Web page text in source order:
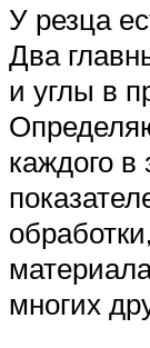
У резца
Два
и углы в
каждого в
многих